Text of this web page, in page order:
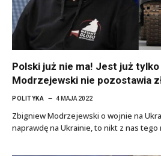
Polski już nie ma! Jest już
Modrzejewski nie pozostawia
POLITYKA 4 MAJA 2022
Zbigniew Modrzejewski o wojnie na
naprawdę na Ukrainie, to nikt z nas